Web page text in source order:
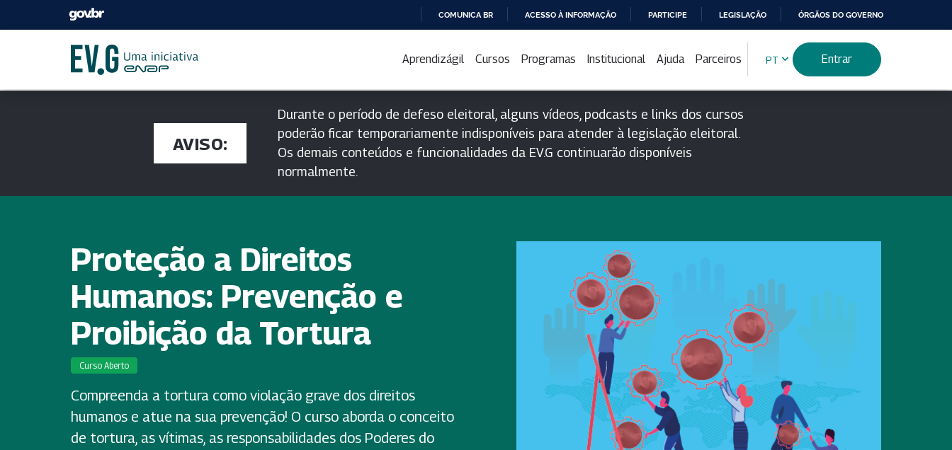
PARA
CONTEÚDO
COMUNICA BR ACESSO À INFORMAÇÃO PARTICIPE LEGISLAÇÃO ÓRGÃOS DO GOVERNO
Aprendizágil Cursos Programas Institucional Ajuda Parceiros PT Entrar
AVISO:
Durante o período de defeso eleitoral, alguns vídeos, podcasts e links dos cursos
poderão ficar temporariamente indisponíveis para atender à legislação eleitoral.
Os demais conteúdos e funcionalidades da EV.G continuarão disponíveis
normalmente.
Proteção a Direitos
Humanos: Prevenção e
Proibição da Tortura
Curso Aberto
Compreenda a tortura como violação grave dos direitos
humanos e atue na sua prevenção! O curso aborda o conceito
de tortura, as vítimas, as responsabilidades dos Poderes do